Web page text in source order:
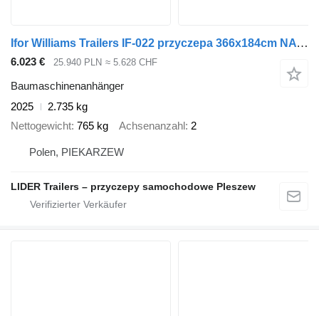
Ifor Williams Trailers IF-022 przyczepa 366x184cm NA RESORACH do minikoparki, ładowarki
6.023 € 25.940 PLN ≈ 5.628 CHF
Baumaschinenanhänger
2025
2.735 kg
Nettogewicht 765 kg Achsenanzahl 2
Polen, PIEKARZEW
LIDER Trailers – przyczepy samochodowe Pleszew